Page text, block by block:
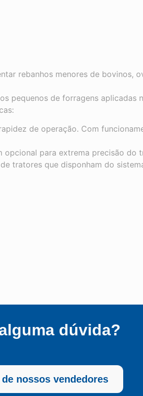
rebanhos menores de bovinos,
pequenos de forragens aplicadas
de operação. Com
opcional para extrema precisão do
tratores que disponham do
dúvida?
nossos vendedores